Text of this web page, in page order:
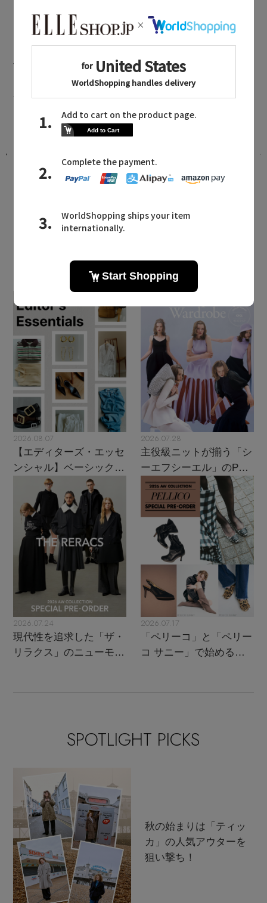
w＆fw NEWS
ダブルアンドエフダブルに関連するニュース
足元から整える、大人のための上質ソ
2026.01.06 UP
LATEST TOPICS
2026.08.07
【エディターズ・エッセ
ンシャル】ベーシックと
トレンドが交差する16の
2026.07.28
主役級ニットが揃う「シ
ーエフシーエル」のPOP
UPがスタート
2026.07.24
現代性を追求した「ザ・
リラクス」のニューモダ
2026.07.17
「ペリーコ」と「ペリー
コ サニー」で始める秋
SPOTLIGHT PICKS
秋の始まりは「ティッ
カ」の人気アウターを
狙い撃ち！